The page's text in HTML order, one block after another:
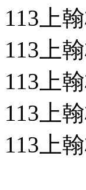
113上
113上
113上
113上
113上